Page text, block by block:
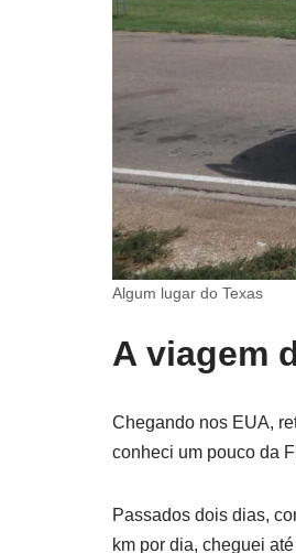
Algum lugar do Texas
A viagem
Chegando nos EUA,
conheci um pouco da
Passados dois dias,
km por dia, cheguei